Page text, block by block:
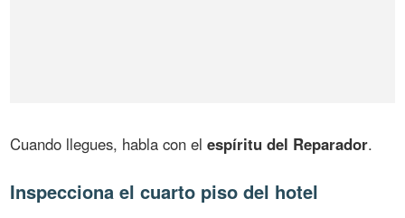
Cuando llegues, habla con elespíritu del Reparador.
Inspecciona el cuarto piso del hotel